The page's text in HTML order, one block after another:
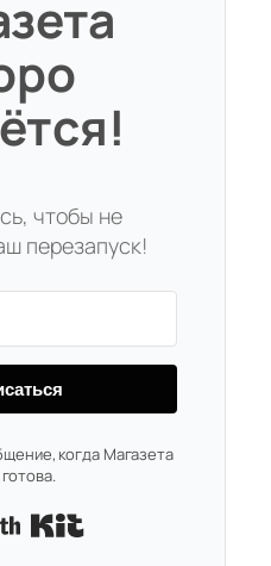
чтобы не
перезапуск!
когда Магазета